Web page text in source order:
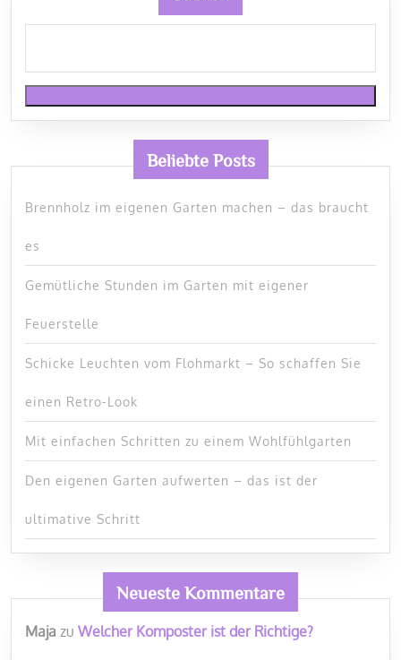
Beliebte Posts
Brennholz im eigenen Garten machen – das braucht
es
Gemütliche Stunden im Garten mit eigener
Feuerstelle
Schicke Leuchten vom Flohmarkt – So schaffen Sie
einen Retro-Look
Mit einfachen Schritten zu einem Wohlfühlgarten
Den eigenen Garten aufwerten – das ist der
ultimative Schritt
Neueste Kommentare
Maja zu Welcher Komposter ist der Richtige?